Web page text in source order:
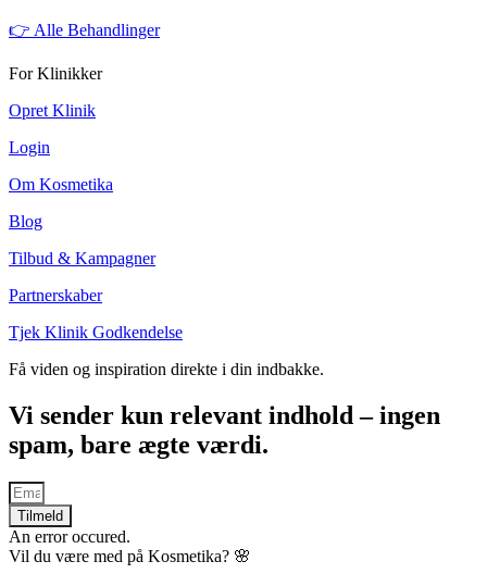
👉 Alle Behandlinger
For Klinikker
Opret Klinik
Login
Om Kosmetika
Blog
Tilbud & Kampagner
Partnerskaber
Tjek Klinik Godkendelse
Få viden og inspiration direkte i din indbakke.
Vi sender kun relevant indhold – ingen
spam, bare ægte værdi.
Tilmeld
An error occured.
Vil du være med på Kosmetika? 🌸​